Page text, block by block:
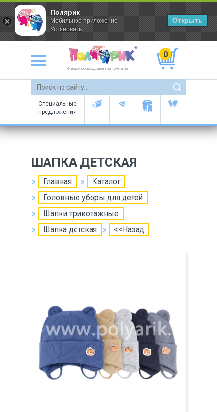
Оптово-производственная компания
0
Специальные
предложения
ШАПКА ДЕТСКАЯ
Главная
Каталог
Головные уборы для детей
Шапки трикотажные
Шапка детская
<<Назад
Полярик
Мобильное приложение
Установить
Открыть